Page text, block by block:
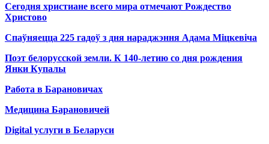
Сегодня христиане всего мира отмечают Рождество
Христово
Спаўняецца 225 гадоў з дня нараджэння Адама Міцкевіча
Поэт белорусской земли. К 140-летию со дня рождения
Янки Купалы
Работа в Барановичах
Медицина Барановичей
Digital услуги в Беларуси